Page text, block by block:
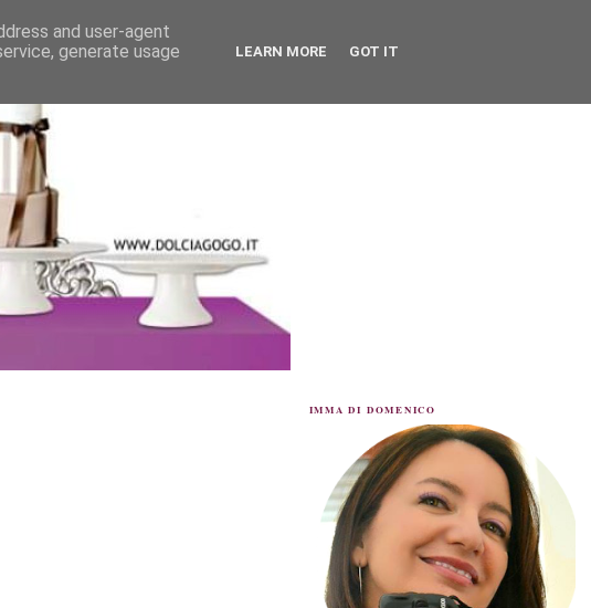
IMMA DI DOMENICO
and user-agent
generate usage
LEARN MORE GOT IT